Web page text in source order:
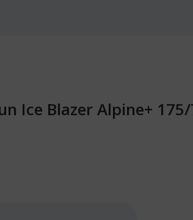
Ice Blazer Alpine+ 175/